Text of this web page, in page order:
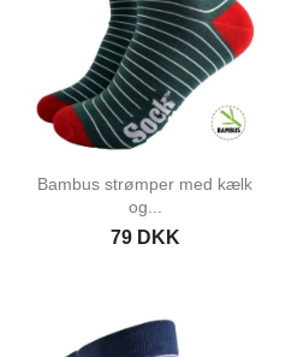
Bambus strømper med kælk
og...
79 DKK